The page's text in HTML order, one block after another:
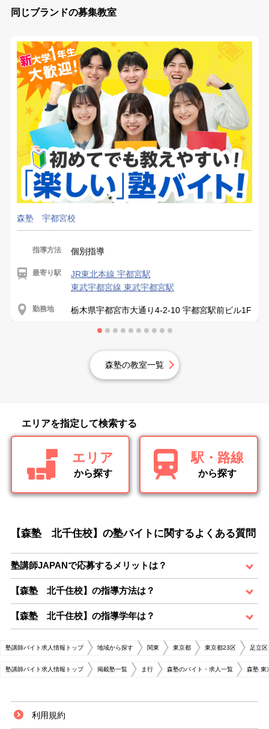
同じブランドの募集教室
森塾 宇都宮校
指導方法 個別指導
最寄り駅
JR東北本線 宇都宮駅
東武宇都宮線 東武宇都宮駅
勤務地 栃木県宇都宮市大通り4-2-10 宇都宮駅前ビル1F
森塾の教室一覧
エリアを指定して検索する
エリア
から探す
駅・路線
から探す
【森塾 北千住校】の塾バイトに関するよくある質問
塾講師JAPANで応募するメリットは？
【森塾 北千住校】の指導方法は？
【森塾 北千住校】の指導学年は？
塾講師バイト求人情報トップ 地域から探す 関東 東京都 東京都23区 足立区
塾講師バイト求人情報トップ 掲載塾一覧 ま行 森塾のバイト・求人一覧 森塾 東
利用規約